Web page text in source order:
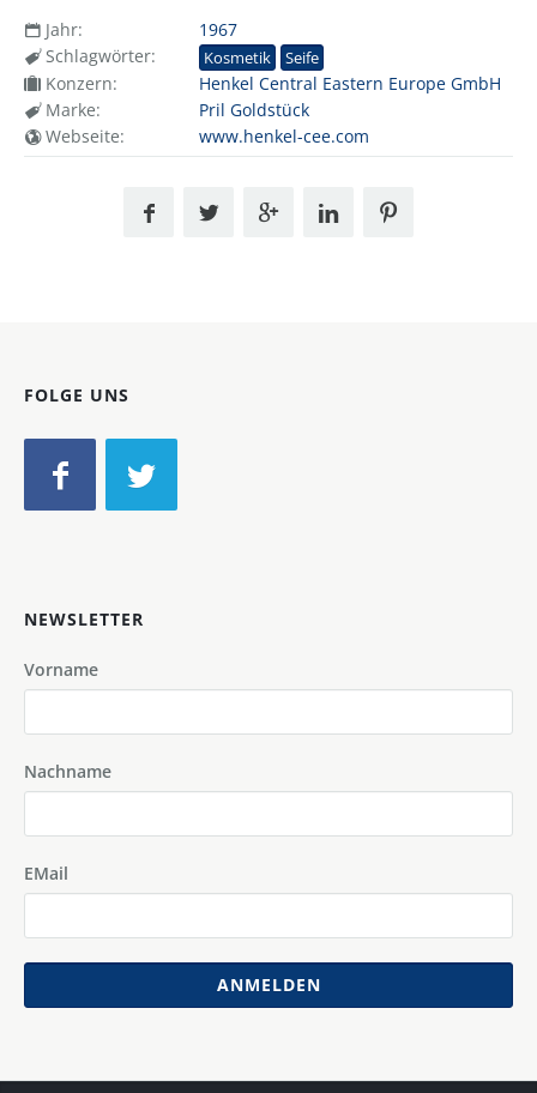
Jahr:
1967
Schlagwörter:
Kosmetik Seife
Konzern:
Henkel Central Eastern Europe GmbH
Marke:
Pril Goldstück
Webseite:
www.henkel-cee.com
FOLGE UNS
NEWSLETTER
Vorname
Nachname
EMail
ANMELDEN